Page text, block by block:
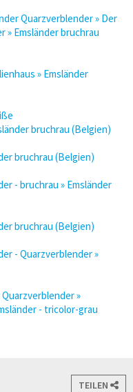
Quarzverblender » Der
» Emsländer bruchrau
» Emsländer
bruchrau (Belgien)
bruchrau (Belgien)
- bruchrau » Emsländer
bruchrau (Belgien)
- Quarzverblender »
»
- tricolor-grau
TEILEN